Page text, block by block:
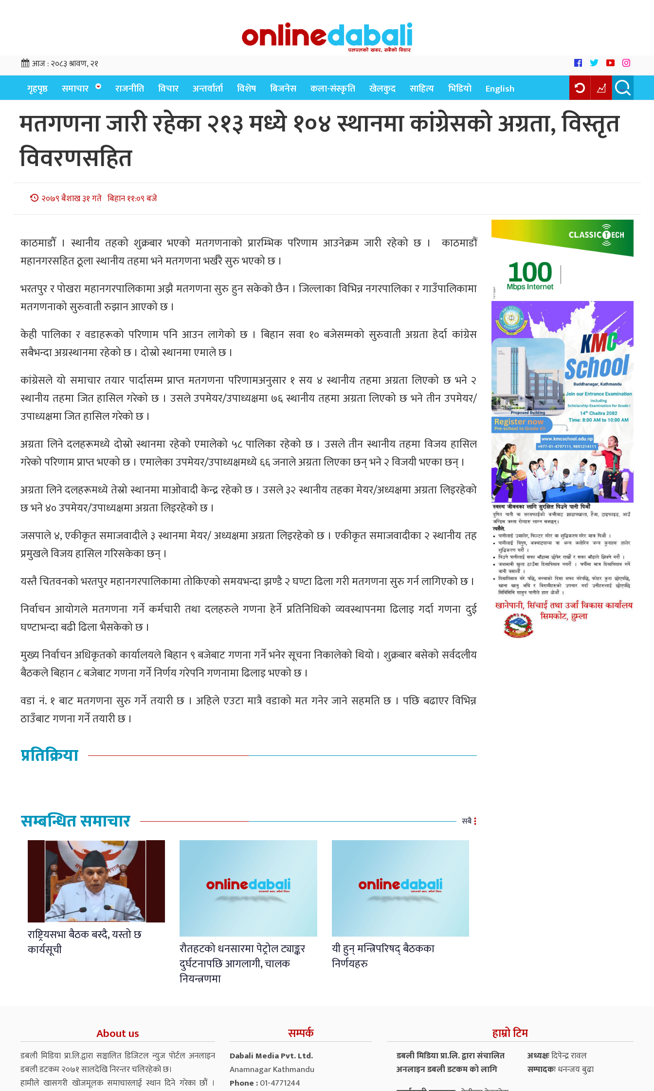
आज :२०८३ श्रावण, २१
गृहपृष्ठ समाचार राजनीति विचार अन्तर्वार्ता विशेष बिजनेस कला-संस्कृति खेलकुद साहित्य भिडियो English
मतगणना जारी रहेका २१३ मध्ये १०४ स्थानमा कांग्रेसको अग्रता, विस्तृत
विवरणसहित
२०७९ बैशाख ३१ गते बिहान ११:०९ बजे
काठमाडौँ । स्थानीय तहको शुक्रबार भएको मतगणनाको प्रारम्भिक परिणाम आउनेक्रम जारी रहेको छ । काठमाडौं
महानगरसहित ठूला स्थानीय तहमा भने मतगणना भर्खरै सुरु भएको छ ।
भरतपुर र पोखरा महानगरपालिकामा अझै मतगणना सुरु हुन सकेको छैन । जिल्लाका विभिन्न नगरपालिका र गाउँपालिकामा
मतगणनाको सुरुवाती रुझान आएको छ ।
केही पालिका र वडाहरूको परिणाम पनि आउन लागेको छ । बिहान सवा १० बजेसम्मको सुरुवाती अग्रता हेर्दा कांग्रेस
सबैभन्दा अग्रस्थानमा रहेको छ । दोस्रो स्थानमा एमाले छ ।
कांग्रेसले यो समाचार तयार पार्दासम्म प्राप्त मतगणना परिणामअनुसार १ सय ४ स्थानीय तहमा अग्रता लिएको छ भने २
स्थानीय तहमा जित हासिल गरेको छ । उसले उपमेयर/उपाध्यक्षमा ७६ स्थानीय तहमा अग्रता लिएको छ भने तीन उपमेयर/
उपाध्यक्षमा जित हासिल गरेको छ ।
अग्रता लिने दलहरूमध्ये दोस्रो स्थानमा रहेको एमालेको ५८ पालिका रहेको छ । उसले तीन स्थानीय तहमा विजय हासिल
गरेको परिणाम प्राप्त भएको छ । एमालेका उपमेयर/उपाध्यक्षमध्ये ६६ जनाले अग्रता लिएका छन् भने २ विजयी भएका छन् ।
अग्रता लिने दलहरूमध्ये तेस्रो स्थानमा माओवादी केन्द्र रहेको छ । उसले ३२ स्थानीय तहका मेयर/अध्यक्षमा अग्रता लिइरहेको
छ भने ४० उपमेयर/उपाध्यक्षमा अग्रता लिइरहेको छ ।
जसपाले ४, एकीकृत समाजवादीले ३ स्थानमा मेयर/ अध्यक्षमा अग्रता लिइरहेको छ । एकीकृत समाजवादीका २ स्थानीय तह
प्रमुखले विजय हासिल गरिसकेका छन् ।
यस्तै चितवनको भरतपुर महानगरपालिकामा तोकिएको समयभन्दा झण्डै २ घण्टा ढिला गरी मतगणना सुरु गर्न लागिएको छ ।
निर्वाचन आयोगले मतगणना गर्ने कर्मचारी तथा दलहरुले गणना हेर्ने प्रतिनिधिको व्यवस्थापनमा ढिलाइ गर्दा गणना दुई
घण्टाभन्दा बढी ढिला भैसकेको छ ।
मुख्य निर्वाचन अधिकृतको कार्यालयले बिहान ९ बजेबाट गणना गर्ने भनेर सूचना निकालेको थियो । शुक्रबार बसेको सर्वदलीय
बैठकले बिहान ८ बजेबाट गणना गर्ने निर्णय गरेपनि गणनामा ढिलाइ भएको छ ।
वडा नं. १ बाट मतगणना सुरु गर्ने तयारी छ । अहिले एउटा मात्रै वडाको मत गनेर जाने सहमति छ । पछि बढाएर विभिन्न
ठाउँबाट गणना गर्ने तयारी छ ।
प्रतिक्रिया
सम्बन्धित समाचार सबै
राष्ट्रियसभा बैठक बस्दै, यस्तो छ
कार्यसूची
रौतहटको धनसारमा पेट्रोल ट्याङ्कर
दुर्घटनापछि आगलागी, चालक
नियन्त्रणमा
यी हुन् मन्त्रिपरिषद् बैठकका
निर्णयहरु
About us
डबली मिडिया प्रा.लि.द्वारा सञ्चालित डिजिटल न्युज पोर्टल अनलाइन
डबली डटकम २०७१ सालदेखि निरन्तर चलिरहेको छ।
हामीले खासगरी खोजमूलक समाचारलाई स्थान दिने गरेका छौं ।
सम्पर्क
Dabali Media Pvt. Ltd.
Anamnagar Kathmandu
Phone :01-4771244
हाम्रो टिम
डबली मिडिया प्रा.लि. द्वारा संचालित
अनलाइन डबली डटकम को लागि
अध्यक्षःदिपेन्द्र रावल
सम्पादकःधनन्‍जय बुढा